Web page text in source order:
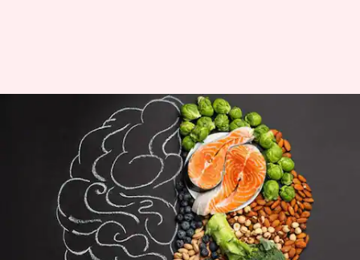
Lima bahan makanan untuk
meningkatkan kekuatan otak
Handoko Mar 15, 2023 12:37 pm
Apa ceritanya